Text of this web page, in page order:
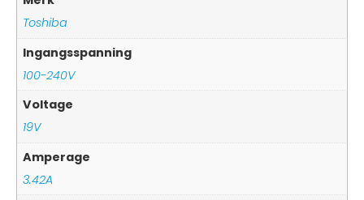
Toshiba
Ingangsspanning
100-240V
Voltage
19V
Amperage
3.42A